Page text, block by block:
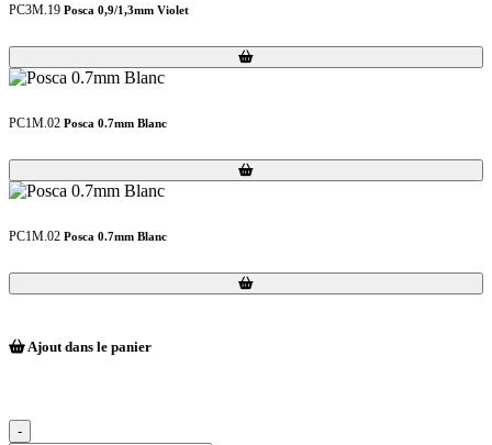
PC3M.19 Posca 0,9/1,3mm Violet
Loading...
Loading...
PC1M.02 Posca 0.7mm Blanc
Loading...
Loading...
PC1M.02 Posca 0.7mm Blanc
Loading...
Loading...
Ajout dans le panier
-